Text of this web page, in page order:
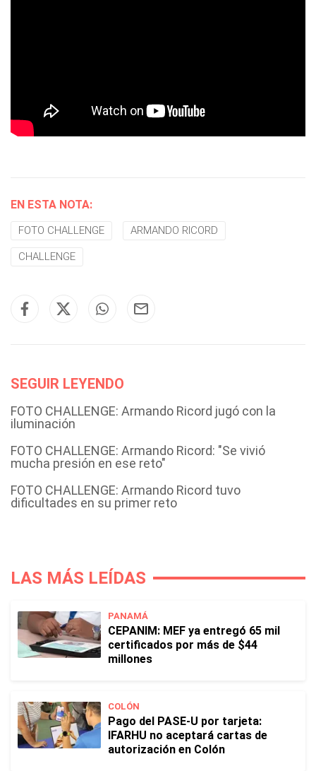
EN ESTA NOTA:
FOTO CHALLENGE ARMANDO RICORD
CHALLENGE
SEGUIR LEYENDO
FOTO CHALLENGE: Armando Ricord jugó con la
iluminación
FOTO CHALLENGE: Armando Ricord: "Se vivió
mucha presión en ese reto"
FOTO CHALLENGE: Armando Ricord tuvo
dificultades en su primer reto
LAS MÁS LEÍDAS
PANAMÁ
CEPANIM: MEF ya entregó 65 mil
certificados por más de $44
millones
COLÓN
Pago del PASE-U por tarjeta:
IFARHU no aceptará cartas de
autorización en Colón